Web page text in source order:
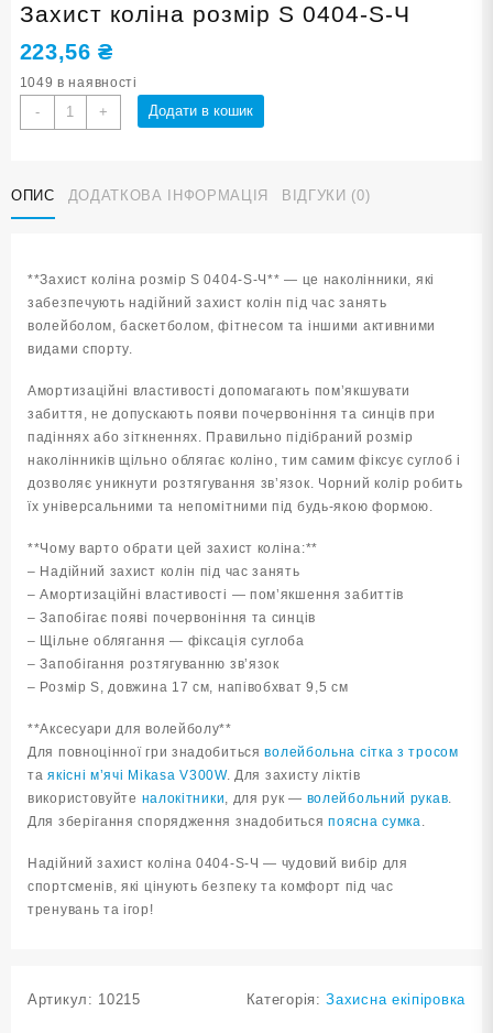
Захист коліна розмір S 0404-S-Ч
223,56₴
1049 в наявності
-
Захист
коліна
0404-
S-
+ Додати в кошик
ОПИС ДОДАТКОВА ІНФОРМАЦІЯ ВІДГУКИ (0)
**Захист коліна розмір S 0404-S-Ч** — це наколінники, які
забезпечують надійний захист колін під час занять
волейболом, баскетболом, фітнесом та іншими активними
видами спорту.
Амортизаційні властивості допомагають пом’якшувати
забиття, не допускають появи почервоніння та синців при
падіннях або зіткненнях. Правильно підібраний розмір
наколінників щільно облягає коліно, тим самим фіксує суглоб і
дозволяє уникнути розтягування зв’язок. Чорний колір робить
їх універсальними та непомітними під будь-якою формою.
**Чому варто обрати цей захист коліна:**
– Надійний захист колін під час занять
– Амортизаційні властивості — пом’якшення забиттів
– Запобігає появі почервоніння та синців
– Щільне облягання — фіксація суглоба
– Запобігання розтягуванню зв’язок
– Розмір S, довжина 17 см, напівобхват 9,5 см
**Аксесуари для волейболу**
Для повноцінної гри знадобитьсяволейбольна сітка з тросом
таякісні м’ячі Mikasa V300W. Для захисту ліктів
використовуйте налокітники, для рук — волейбольний рукав.
Для зберігання спорядження знадобитьсяпоясна сумка.
Надійний захист коліна 0404-S-Ч — чудовий вибір для
спортсменів, які цінують безпеку та комфорт під час
тренувань та ігор!
Артикул: 10215 Категорія:Захисна екіпіровка